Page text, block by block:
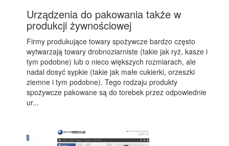
Urządzenia do pakowania także w
produkcji żywnościowej
Firmy produkujące towary spożywcze bardzo często
wytwarzają towary drobnoziarniste (takie jak ryż, kasze i
tym podobne) lub o nieco większych rozmiarach, ale
nadal dosyć sypkie (takie jak małe cukierki, orzeszki
ziemne i tym podobne). Tego rodzaju produkty
spożywcze pakowane są do torebek przez odpowiednie
ur...